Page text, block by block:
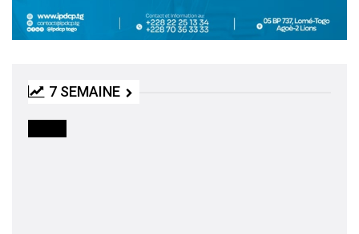
7 SEMAINE